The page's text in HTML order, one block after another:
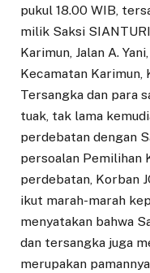
pukul 18.00 WIB,
milik Saksi
Karimun, Jalan A.
Kecamatan Karimun,
Tersangka dan para
tuak, tak lama
perdebatan dengan
persoalan Pemilihan
perdebatan, Korban
ikut marah-marah
menyatakan bahwa
dan tersangka juga
merupakan